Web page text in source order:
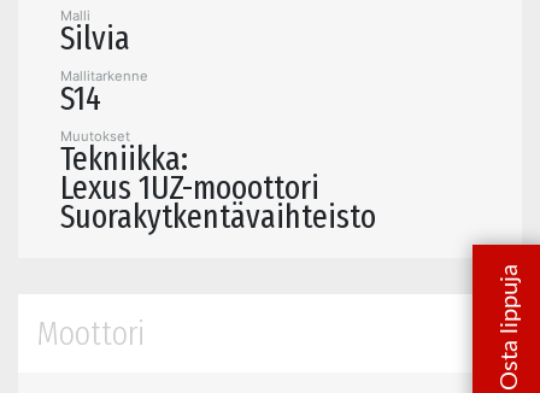
Malli
Silvia
Mallitarkenne
S14
Muutokset
Tekniikka:
Lexus 1UZ-mooottori
Suorakytkentävaihteisto
Moottori